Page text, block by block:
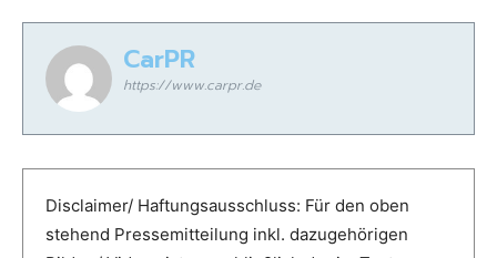
CarPR
https://www.carpr.de
Disclaimer/ Haftungsausschluss: Für den oben
stehend Pressemitteilung inkl. dazugehörigen